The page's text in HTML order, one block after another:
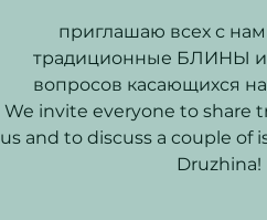
приглашаю всех с
традиционные БЛИНЫ и
вопросов касающихся
We invite everyone to share
us and to discuss a couple of